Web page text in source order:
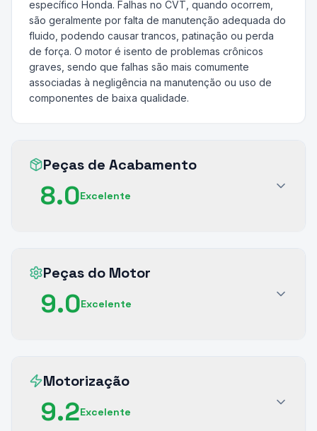
específico Honda. Falhas no CVT, quando ocorrem,
são geralmente por falta de manutenção adequada do
fluido, podendo causar trancos, patinação ou perda
de força. O motor é isento de problemas crônicos
graves, sendo que falhas são mais comumente
associadas à negligência na manutenção ou uso de
componentes de baixa qualidade.
Peças de Acabamento
8.0Excelente
Peças do Motor
9.0Excelente
Motorização
9.2Excelente